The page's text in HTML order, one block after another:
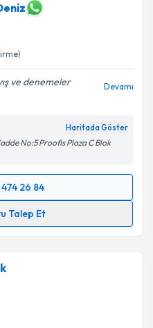
ve denemeler
Devamı
Haritada Göster
No:5 Proofis Plaza C Blok
26 84
Talep Et
ile bilgilendireceğiz.